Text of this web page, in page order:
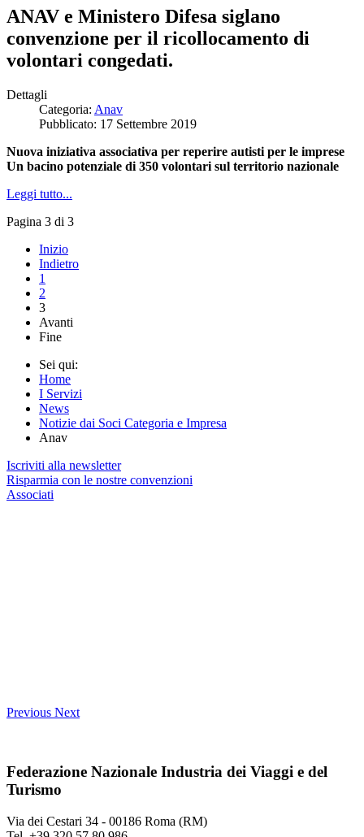
ANAV e Ministero Difesa siglano
convenzione per il ricollocamento di
volontari congedati.
Dettagli
Categoria: Anav
Pubblicato: 17 Settembre 2019
Nuova iniziativa associativa per reperire autisti per le imprese
Un bacino potenziale di 350 volontari sul territorio nazionale
Leggi tutto...
Pagina 3 di 3
Inizio
Indietro
1
2
3
Avanti
Fine
Sei qui:
Home
I Servizi
News
Notizie dai Soci Categoria e Impresa
Anav
Iscriviti alla newsletter
Risparmia con le nostre convenzioni
Associati
Previous Next
Federazione Nazionale Industria dei Viaggi e del
Turismo
Via dei Cestari 34 - 00186 Roma (RM)